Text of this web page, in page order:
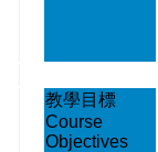
教學目標
Course
Objectives